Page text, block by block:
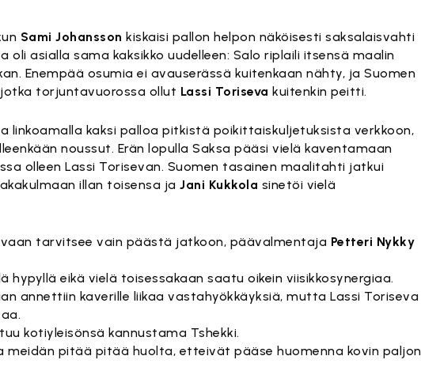
Sami Johansson kiskaisi pallon helpon näköisesti saksalaisvahti
oli asialla sama kaksikko uudelleen: Salo riplaili itsensä maalin
Enempää osumia ei avauserässä kuitenkaan nähty, ja Suomen
torjuntavuorossa ollut Lassi Toriseva kuitenkin peitti.
linkoamalla kaksi palloa pitkistä poikittaiskuljetuksista verkkoon,
noussut. Erän lopulla Saksa pääsi vielä kaventamaan
olleen Lassi Torisevan. Suomen tasainen maalitahti jatkui
illan toisensa jaJani Kukkola sinetöi vielä
tarvitsee vain päästä jatkoon, päävalmentaja Petteri Nykky
hypyllä eikä vielä toisessakaan saatu oikein viisikkosynergiaa.
annettiin kaverille liikaa vastahyökkäyksiä, mutta Lassi Toriseva
kotiyleisönsä kannustama Tshekki.
meidän pitää pitää huolta, etteivät pääse huomenna kovin paljon